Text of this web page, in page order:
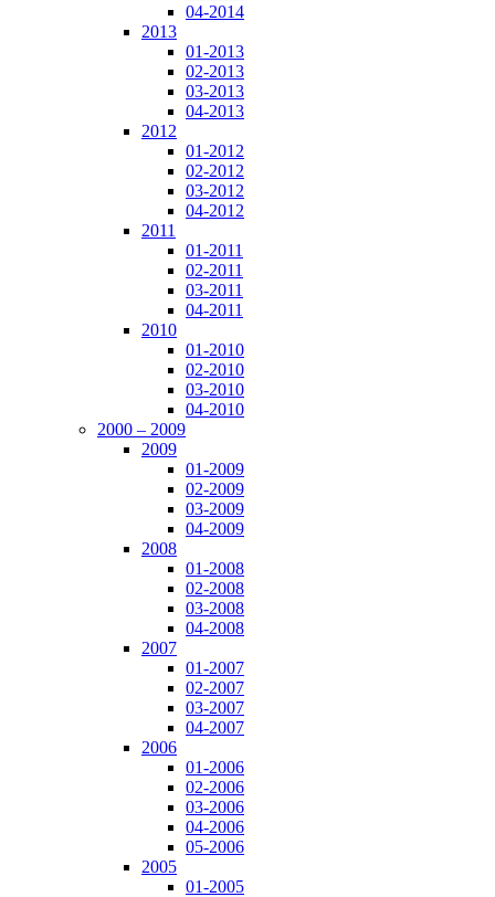
04-2014
2013
01-2013
02-2013
03-2013
04-2013
2012
01-2012
02-2012
03-2012
04-2012
2011
01-2011
02-2011
03-2011
04-2011
2010
01-2010
02-2010
03-2010
04-2010
2000 – 2009
2009
01-2009
02-2009
03-2009
04-2009
2008
01-2008
02-2008
03-2008
04-2008
2007
01-2007
02-2007
03-2007
04-2007
2006
01-2006
02-2006
03-2006
04-2006
05-2006
2005
01-2005